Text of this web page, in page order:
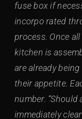
fuse box if
incorpo rated
process. Once
kitchen is
are already
their appetite.
number.
immediately